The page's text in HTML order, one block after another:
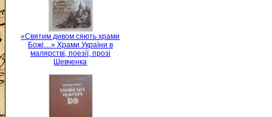
«Святим дивом сяють храми
Божі…» Храми України в
малярстві, поезії, прозі
Шевченка